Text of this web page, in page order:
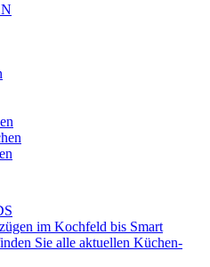
im Kochfeld bis Smart
Sie alle aktuellen Küchen-